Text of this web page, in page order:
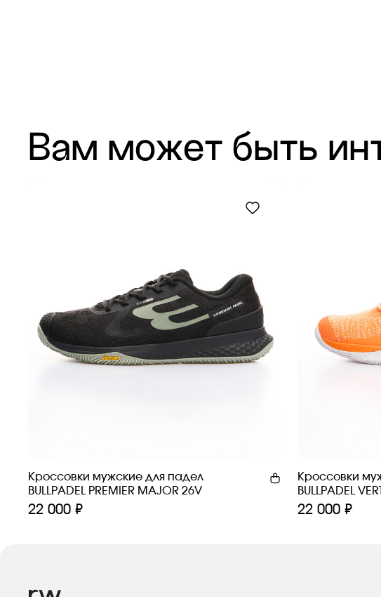
Вам может быть
Кроссовки мужские для падел
BULLPADEL PREMIER MAJOR 26V
22 000 ₽
Кроссовки
BULLPADEL
22 000 ₽